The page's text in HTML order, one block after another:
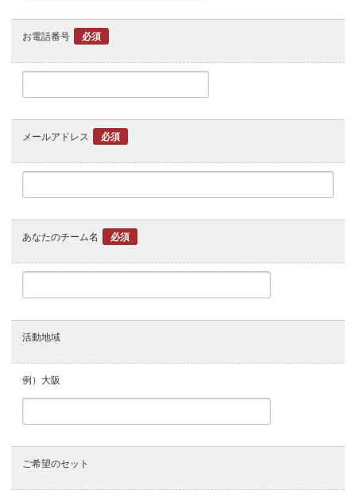
お電話番号 必須
メールアドレス 必須
あなたのチーム名 必須
活動地域
例）大阪
ご希望のセット